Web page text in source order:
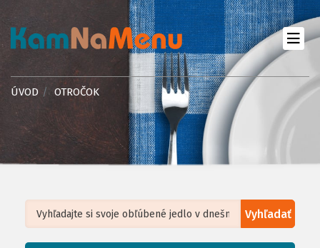
ÚVOD OTROČOK
Vyhľadať
Leaflet| ©OpenStreetMap, Tiles courtesy ofHumanitarian OpenStreetMap